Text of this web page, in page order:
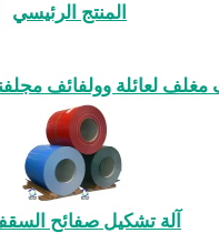
المنتج الرئيسي
لعائلة وولفائف
آلة تشكيل صفائح